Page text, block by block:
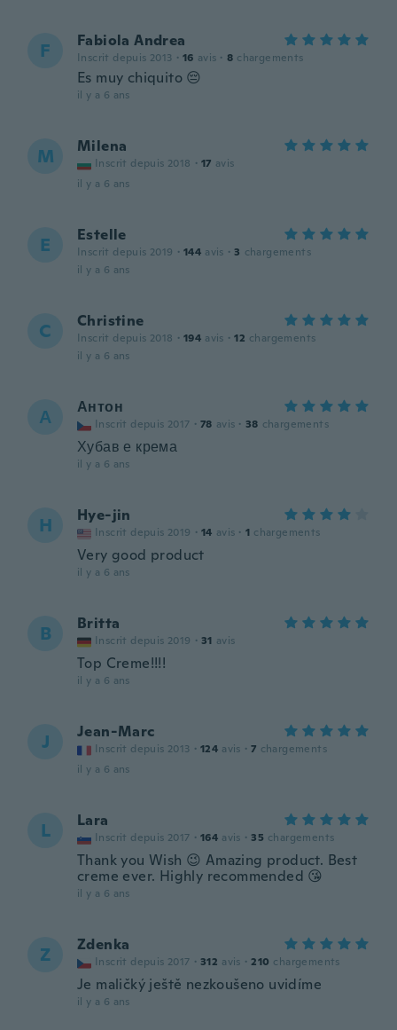
F Fabiola Andrea
Inscrit depuis 2013 · 16 avis · 8 chargements
Es muy chiquito 😔
il y a 6 ans
M Milena
Inscrit depuis 2018 · 17 avis
il y a 6 ans
E Estelle
Inscrit depuis 2019 · 144 avis · 3 chargements
il y a 6 ans
C Christine
Inscrit depuis 2018 · 194 avis · 12 chargements
il y a 6 ans
А Антон
Inscrit depuis 2017 · 78 avis · 38 chargements
Хубав е крема
il y a 6 ans
H Hye-jin
Inscrit depuis 2019 · 14 avis · 1 chargements
Very good product
il y a 6 ans
B Britta
Inscrit depuis 2019 · 31 avis
Top Creme!!!!
il y a 6 ans
J Jean-Marc
Inscrit depuis 2013 · 124 avis · 7 chargements
il y a 6 ans
L Lara
Inscrit depuis 2017 · 164 avis · 35 chargements
Thank you Wish 😉 Amazing product. Best
creme ever. Highly recommended 😘
il y a 6 ans
Z Zdenka
Inscrit depuis 2017 · 312 avis · 210 chargements
Je maličký ještě nezkoušeno uvidíme
il y a 6 ans